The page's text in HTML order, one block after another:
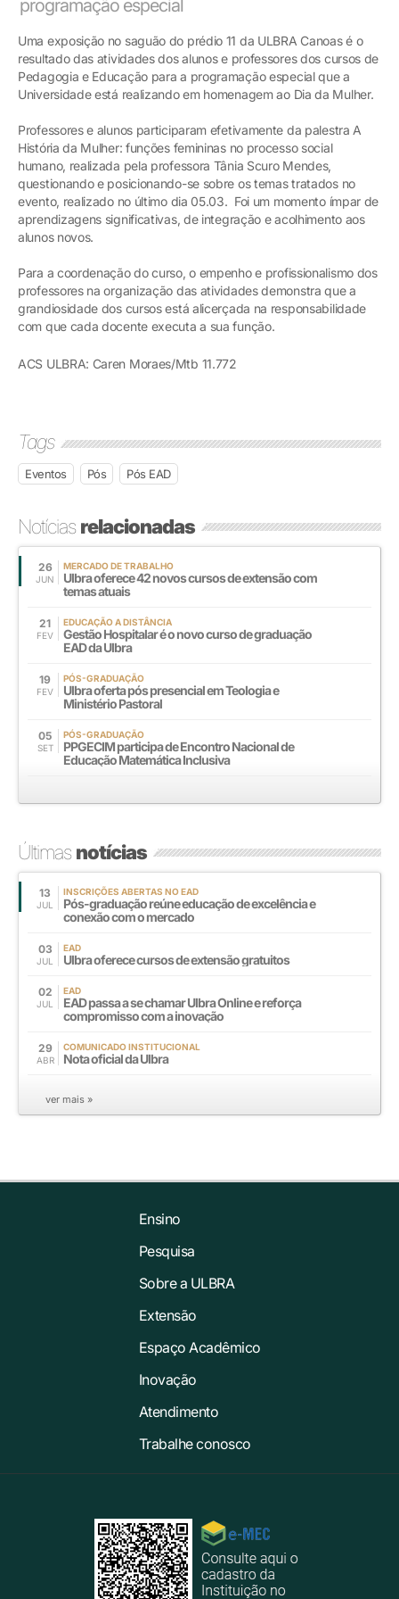
programação especial
Uma exposição no saguão do prédio 11 da ULBRA Canoas é o
resultado das atividades dos alunos e professores dos cursos de
Pedagogia e Educação para a programação especial que a
Universidade está realizando em homenagem ao Dia da Mulher.
Professores e alunos participaram efetivamente da palestra A
História da Mulher: funções femininas no processo social
humano, realizada pela professora Tânia Scuro Mendes,
questionando e posicionando-se sobre os temas tratados no
evento, realizado no último dia 05.03. Foi um momento ímpar de
aprendizagens significativas, de integração e acolhimento aos
alunos novos.
Para a coordenação do curso, o empenho e profissionalismo dos
professores na organização das atividades demonstra que a
grandiosidade dos cursos está alicerçada na responsabilidade
com que cada docente executa a sua função.
ACS ULBRA: Caren Moraes/Mtb 11.772
Tags
Eventos Pós Pós EAD
Notíciasrelacionadas
26
JUN
MERCADO DE TRABALHO
Ulbra oferece 42 novos cursos de extensão com
temas atuais
21
FEV
EDUCAÇÃO A DISTÂNCIA
Gestão Hospitalar é o novo curso de graduação
EAD da Ulbra
19
FEV
PÓS-GRADUAÇÃO
Ulbra oferta pós presencial em Teologia e
Ministério Pastoral
05
SET
PÓS-GRADUAÇÃO
PPGECIM participa de Encontro Nacional de
Educação Matemática Inclusiva
Últimasnotícias
13
JUL
INSCRIÇÕES ABERTAS NO EAD
Pós-graduação reúne educação de excelência e
conexão com o mercado
03
JUL
EAD
Ulbra oferece cursos de extensão gratuitos
02
JUL
EAD
EAD passa a se chamar Ulbra Online e reforça
compromisso com a inovação
29
ABR
COMUNICADO INSTITUCIONAL
Nota oficial da Ulbra
ver mais »
Ensino
Pesquisa
Sobre a ULBRA
Extensão
Espaço Acadêmico
Inovação
Atendimento
Trabalhe conosco